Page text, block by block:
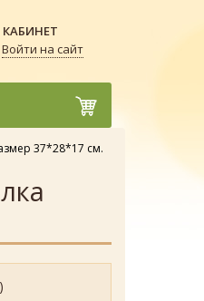
Войти на сайт
37*28*17 см.